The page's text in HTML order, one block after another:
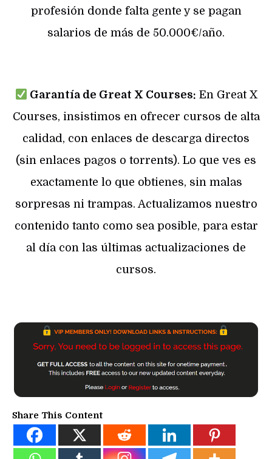
profesión donde falta gente y se pagan
salarios de más de 50.000€/año.
Garantía de Great X Courses: En Great X
Courses, insistimos en ofrecer cursos de alta
calidad, con enlaces de descarga directos
(sin enlaces pagos o torrents). Lo que ves es
exactamente lo que obtienes, sin malas
sorpresas ni trampas. Actualizamos nuestro
contenido tanto como sea posible, para estar
al día con las últimas actualizaciones de
cursos.
Share This Content